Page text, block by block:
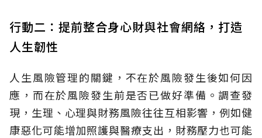
行動二：提前整合身心財與社會網絡，打造
人生韌性
人生風險管理的關鍵，不在於風險發生後如何因
應，而在於風險發生前是否已做好準備。調查發
現，生理、心理與財務風險往往互相影響，例如健
康惡化可能增加照護與醫療支出，財務壓力也可能